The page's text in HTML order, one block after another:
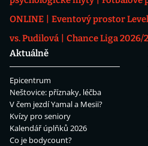
ONLINE
Eventový prostor
vs. Pudilová
Chance Liga 2026/
Aktuálně
Epicentrum
Neštovice: příznaky, léčba
V čem jezdí Yamal a Mesii?
Kvízy pro seniory
Kalendář úplňků 2026
Co je bodycount?